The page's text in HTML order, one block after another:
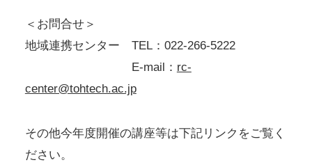
＜お問合せ＞
地域連携センター TEL：022-266-5222
E-mail： rc-
center@tohtech.ac.jp
その他今年度開催の講座等は下記リンクをご覧く
ださい。